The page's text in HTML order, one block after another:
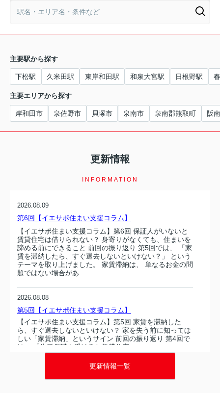
主要駅から探す
下松駅 久米田駅 東岸和田駅 和泉大宮駅 日根野駅
主要エリアから探す
岸和田市 泉佐野市 貝塚市 泉南市 泉南郡熊取町 阪
更新情報
INFORMATION
2026.08.09
第6回【イエサポ住まい支援コラム】
【イエサポ住まい支援コラム】第6回 保証人がいないと
賃貸住宅は借りられない？ 身寄りがなくても、住まいを
諦める前にできること 前回の振り返り 第5回では、 「家
賃を滞納したら、すぐ退去しないといけない？」 という
テーマを取り上げました。 家賃滞納は、 単なるお金の問
題ではない場合があ...
2026.08.08
第5回【イエサポ住まい支援コラム】
【イエサポ住まい支援コラム】第5回 家賃を滞納した
ら、すぐ退去しないといけない？ 家を失う前に知ってほ
しい「家賃滞納」というサイン 前回の振り返り 第4回で
は、 「生活保護を受けると賃貸住宅...
第5回【イエサポ住まい支援コラム】
更新情報一覧